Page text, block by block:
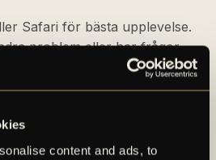
content and ads, to
Safari för bästa upplevelse.
problem eller har frågor,
så hjälper vi dig.
så fort alla detaljer är
att förtur kommer att ges för